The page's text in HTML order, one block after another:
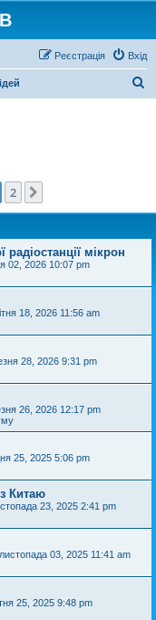
Вхід
Реєстрація
2
радіостанції мікрон
02, 2026 10:07 pm
18, 2026 11:56 am
28, 2026 9:31 pm
26, 2026 12:17 pm
25, 2025 5:06 pm
Китаю
23, 2025 2:41 pm
03, 2025 11:41 am
25, 2025 9:48 pm